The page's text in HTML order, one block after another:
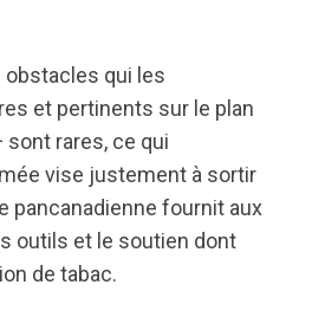
obstacles qui les
et pertinents sur le plan
sont rares, ce qui
vise justement à sortir
pancanadienne fournit aux
outils et le soutien dont
de tabac.